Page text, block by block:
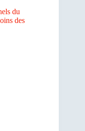
du
des